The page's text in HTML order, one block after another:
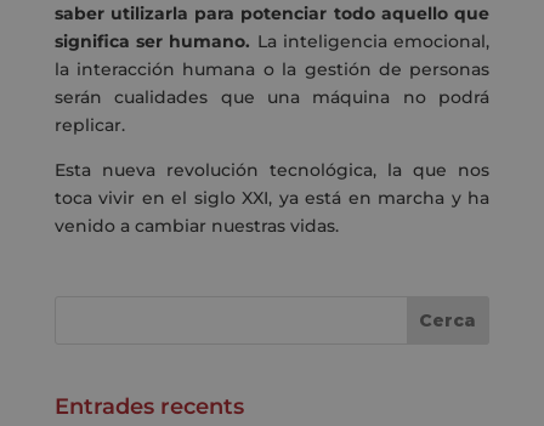
saber utilizarla para potenciar todo aquello que
significa ser humano. La inteligencia emocional,
la interacción humana o la gestión de personas
serán cualidades que una máquina no podrá
replicar.
Esta nueva revolución tecnológica, la que nos
toca vivir en el siglo XXI, ya está en marcha y ha
venido a cambiar nuestras vidas.
Entrades recents